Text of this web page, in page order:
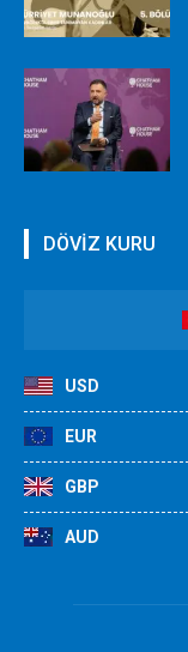
DÖVİZ KURU
USD
EUR
GBP
AUD